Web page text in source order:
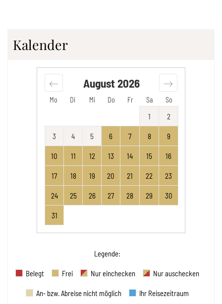
Kalender
Mo Di Mi Do Fr Sa So
August 2026
1 2
3 4 5 6 7 8 9
10 11 12 13 14 15 16
17 18 19 20 21 22 23
24 25 26 27 28 29 30
31
Legende:
Belegt Frei Nur einchecken Nur auschecken
An- bzw. Abreise nicht möglich Ihr Reisezeitraum